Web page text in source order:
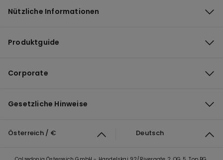
Nützliche Informationen
Produktguide
Corporate
Gesetzliche Hinweise
Österreich / € Deutsch